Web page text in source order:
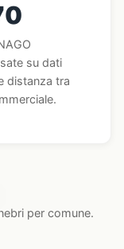
su dati
distanza tra
per comune.